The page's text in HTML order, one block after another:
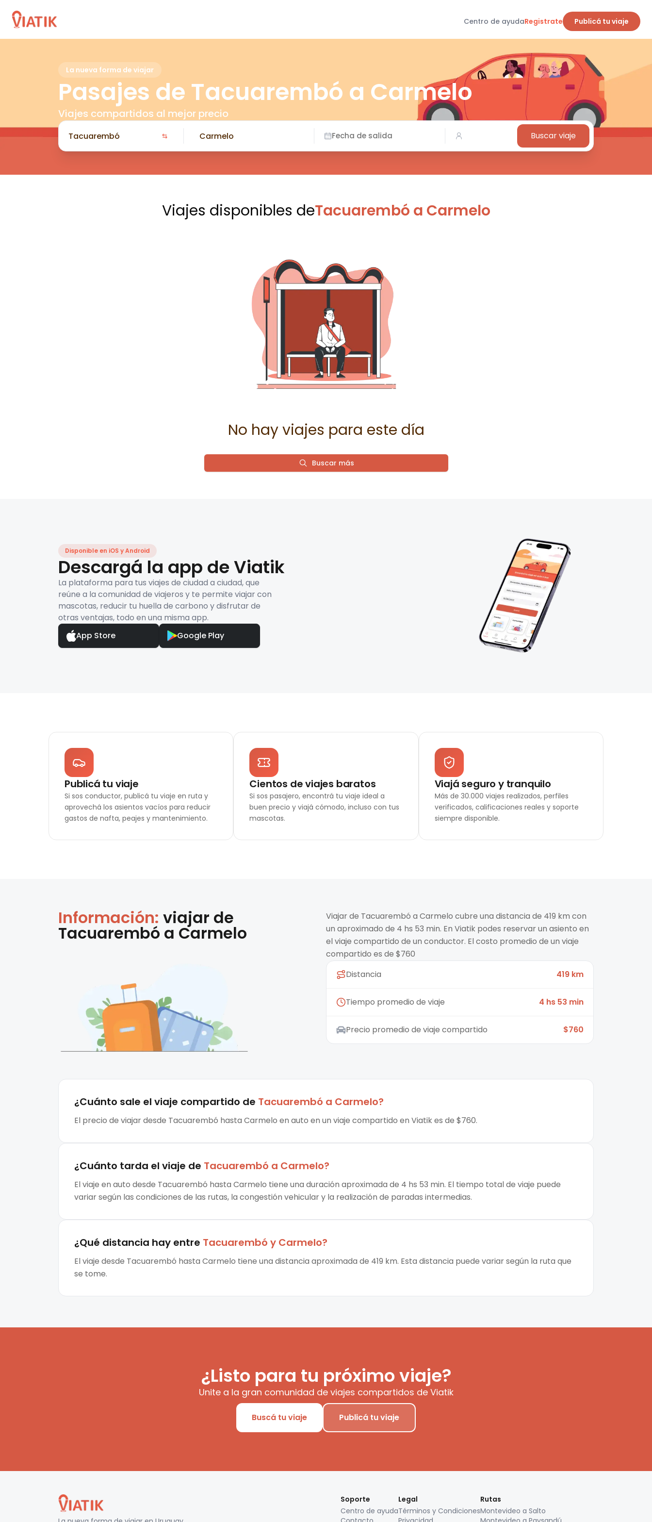
Centro de ayudaRegistrate Publicá tu viaje
La nueva forma de viajar
Pasajes de Tacuarembó a Carmelo
Viajes compartidos al mejor precio
Fecha de salida Buscar viaje
Viajes disponibles deTacuarembó a Carmelo
No hay viajes para este día
Buscar más
Disponible en iOS y Android
Descargá la app de Viatik
La plataforma para tus viajes de ciudad a ciudad, que
reúne a la comunidad de viajeros y te permite viajar con
mascotas, reducir tu huella de carbono y disfrutar de
otras ventajas, todo en una misma app.
App Store
Google Play
Publicá tu viaje
Si sos conductor, publicá tu viaje en ruta y
aprovechá los asientos vacíos para reducir
gastos de nafta, peajes y mantenimiento.
Cientos de viajes baratos
Si sos pasajero, encontrá tu viaje ideal a
buen precio y viajá cómodo, incluso con tus
mascotas.
Viajá seguro y tranquilo
Más de 30.000 viajes realizados, perfiles
verificados, calificaciones reales y soporte
siempre disponible.
Información: viajar de
Tacuarembó a Carmelo
Viajar de Tacuarembó a Carmelo cubre una distancia de 419 km con
un aproximado de 4 hs 53 min. En Viatik podes reservar un asiento en
el viaje compartido de un conductor. El costo promedio de un viaje
compartido es de $760
Distancia
419 km
Tiempo promedio de viaje 4 hs 53 min
Precio promedio de viaje compartido $760
¿Cuánto sale el viaje compartido de Tacuarembó a Carmelo?
El precio de viajar desde Tacuarembó hasta Carmelo en auto en un viaje compartido en Viatik es de $760.
¿Cuánto tarda el viaje de Tacuarembó a Carmelo?
El viaje en auto desde Tacuarembó hasta Carmelo tiene una duración aproximada de 4 hs 53 min. El tiempo total de viaje puede
variar según las condiciones de las rutas, la congestión vehicular y la realización de paradas intermedias.
¿Qué distancia hay entre Tacuarembó y Carmelo?
El viaje desde Tacuarembó hasta Carmelo tiene una distancia aproximada de 419 km. Esta distancia puede variar según la ruta que
se tome.
¿Listo para tu próximo viaje?
Unite a la gran comunidad de viajes compartidos de Viatik
Buscá tu viaje Publicá tu viaje
Soporte
Centro de ayuda
Legal
Términos y Condiciones
Rutas
Montevideo a Salto